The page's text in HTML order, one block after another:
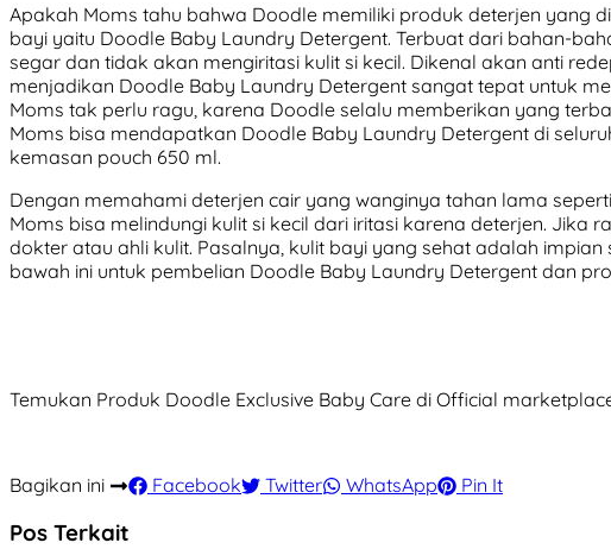
Apakah Moms tahu bahwa Doodle memiliki produk deterjen yang
bayi yaitu Doodle Baby Laundry Detergent. Terbuat dari bahan-
segar dan tidak akan mengiritasi kulit si kecil. Dikenal akan anti
menjadikan Doodle Baby Laundry Detergent sangat tepat untuk
Moms tak perlu ragu, karena Doodle selalu memberikan yang
Moms bisa mendapatkan Doodle Baby Laundry Detergent di
kemasan pouch 650 ml.
Dengan memahami deterjen cair yang wanginya tahan lama
Moms bisa melindungi kulit si kecil dari iritasi karena deterjen. Jika
dokter atau ahli kulit. Pasalnya, kulit bayi yang sehat adalah impian
bawah ini untuk pembelian Doodle Baby Laundry Detergent dan
Temukan Produk Doodle Exclusive Baby Care di Official
Bagikan ini Facebook Twitter WhatsApp Pin It
Pos Terkait